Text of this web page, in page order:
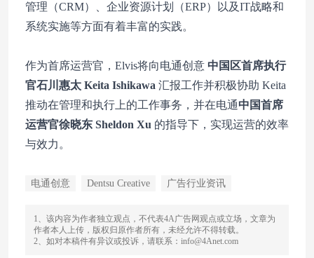
管理（CRM）、企业资源计划（ERP）以及IT战略和
系统实施等方面有着丰富的实践。
作为首席运营官，Elvis将向电通创意 中国区首席执行
官石川惠太 Keita Ishikawa 汇报工作并积极协助 Keita
推动在管理和执行上的工作事务，并在电通中国首席
运营官徐晓东 Sheldon Xu 的指导下，实现运营的效率
与效力。
电通创意 Dentsu Creative 广告行业资讯
1、该内容为作者独立观点，不代表4A广告网观点或立场，文章为
作者本人上传，版权归原作者所有，未经允许不得转载。
2、如对本稿件有异议或投诉，请联系：info@4Anet.com